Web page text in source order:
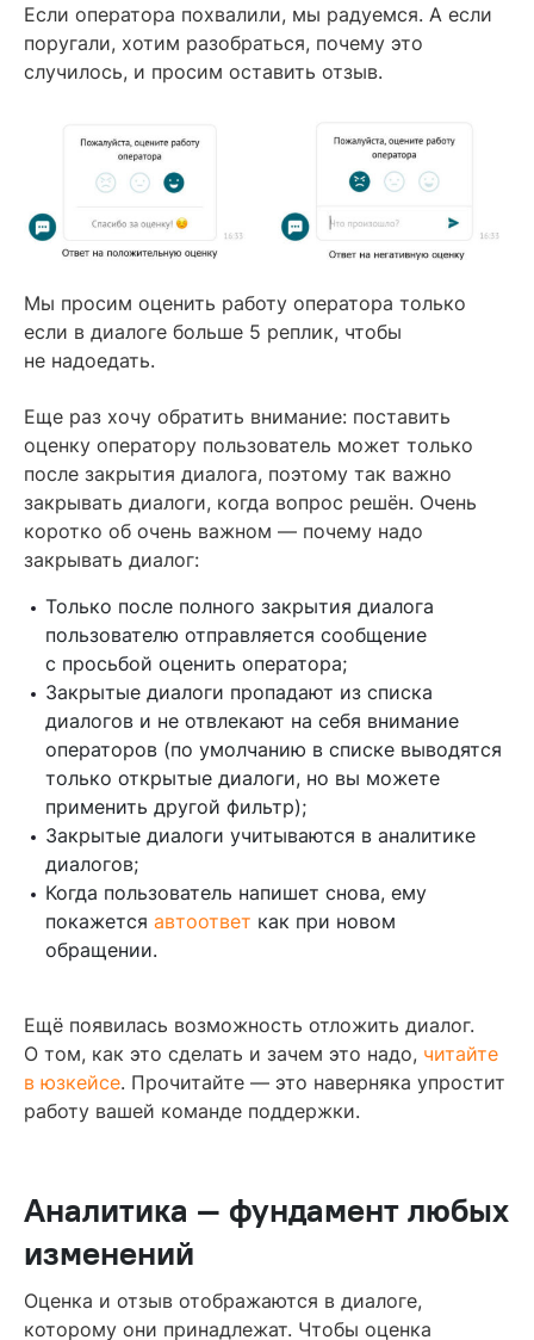
Если оператора похвалили, мы радуемся. А если
поругали, хотим разобраться, почему это
случилось, и просим оставить отзыв.
Мы просим оценить работу оператора только
если в диалоге больше 5 реплик, чтобы
не надоедать.
Еще раз хочу обратить внимание: поставить
оценку оператору пользователь может только
после закрытия диалога, поэтому так важно
закрывать диалоги, когда вопрос решён. Очень
коротко об очень важном — почему надо
закрывать диалог:
Только после полного закрытия диалога
пользователю отправляется сообщение
с просьбой оценить оператора;
Закрытые диалоги пропадают из списка
диалогов и не отвлекают на себя внимание
операторов (по умолчанию в списке выводятся
только открытые диалоги, но вы можете
применить другой фильтр);
Закрытые диалоги учитываются в аналитике
диалогов;
Когда пользователь напишет снова, ему
покажется автоответ как при новом
обращении.
Ещё появилась возможность отложить диалог.
О том, как это сделать и зачем это надо, читайте
в юзкейсе. Прочитайте — это наверняка упростит
работу вашей команде поддержки.
Аналитика — фундамент любых
изменений
Оценка и отзыв отображаются в диалоге,
которому они принадлежат. Чтобы оценка